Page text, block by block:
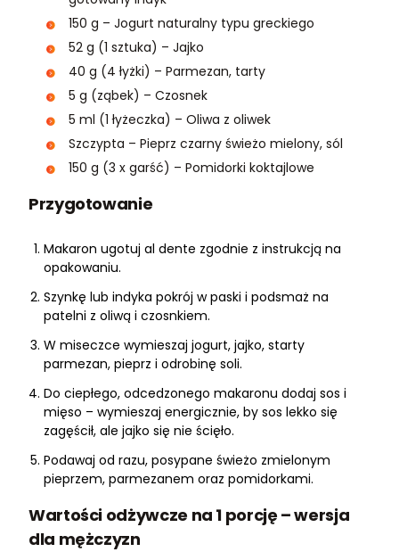
150 g – Jogurt naturalny typu greckiego
52 g (1 sztuka) – Jajko
40 g (4 łyżki) – Parmezan, tarty
5 g (ząbek) – Czosnek
5 ml (1 łyżeczka) – Oliwa z oliwek
Szczypta – Pieprz czarny świeżo mielony, sól
150 g (3 x garść) – Pomidorki koktajlowe
Przygotowanie
Makaron ugotuj al dente zgodnie z instrukcją na
opakowaniu.
Szynkę lub indyka pokrój w paski i podsmaż na
patelni z oliwą i czosnkiem.
W miseczce wymieszaj jogurt, jajko, starty
parmezan, pieprz i odrobinę soli.
Do ciepłego, odcedzonego makaronu dodaj sos i
mięso – wymieszaj energicznie, by sos lekko się
zagęścił, ale jajko się nie ścięło.
Podawaj od razu, posypane świeżo zmielonym
pieprzem, parmezanem oraz pomidorkami.
Wartości odżywcze na 1 porcję – wersja
dla mężczyzn